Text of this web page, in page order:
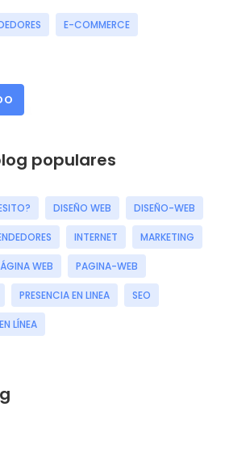
E-COMMERCE
populares
DISEÑO WEB DISEÑO-WEB
INTERNET MARKETING
WEB PAGINA-WEB
PRESENCIA EN LINEA SEO
LÍNEA